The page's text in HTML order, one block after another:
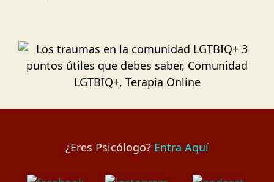
¿Eres Psicólogo? Entra Aquí